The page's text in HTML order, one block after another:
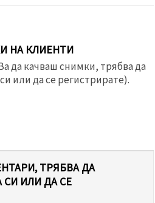
НА КЛИЕНТИ
да качваш снимки, трябва да
или да се регистрирате).
ТРЯБВА ДА
СИ ИЛИ ДА СЕ